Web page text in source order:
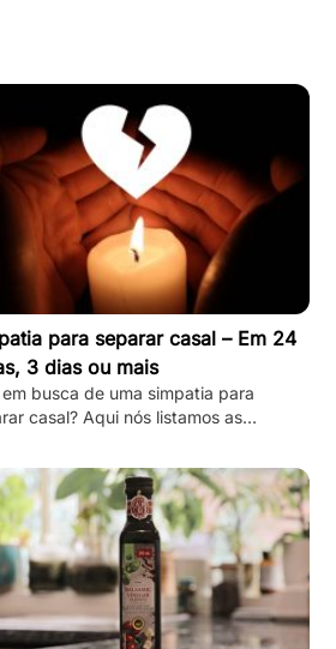
para separar casal – Em 24
3 dias ou mais
em busca de uma simpatia para
casal? Aqui nós listamos as
desse tipo!